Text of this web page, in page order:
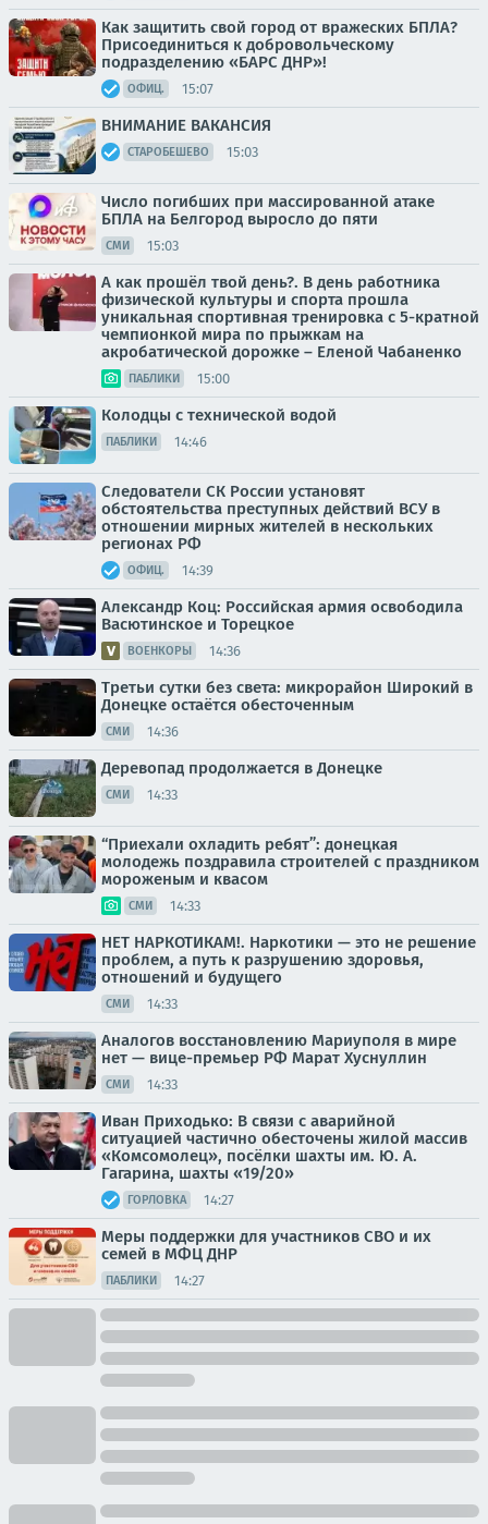
Как защитить свой город от вражеских БПЛА?
Присоединиться к добровольческому
подразделению «БАРС ДНР»!
ОФИЦ. 15:07
ВНИМАНИЕ ВАКАНСИЯ
СТАРОБЕШЕВО 15:03
Число погибших при массированной атаке
БПЛА на Белгород выросло до пяти
СМИ 15:03
А как прошёл твой день?. В день работника
физической культуры и спорта прошла
уникальная спортивная тренировка с 5-кратной
чемпионкой мира по прыжкам на
акробатической дорожке – Еленой Чабаненко
ПАБЛИКИ 15:00
Колодцы с технической водой
ПАБЛИКИ 14:46
Следователи СК России установят
обстоятельства преступных действий ВСУ в
отношении мирных жителей в нескольких
регионах РФ
ОФИЦ. 14:39
Александр Коц: Российская армия освободила
Васютинское и Торецкое
ВОЕНКОРЫ 14:36
Третьи сутки без света: микрорайон Широкий в
Донецке остаётся обесточенным
СМИ 14:36
Деревопад продолжается в Донецке
СМИ 14:33
“Приехали охладить ребят”: донецкая
молодежь поздравила строителей с праздником
мороженым и квасом
СМИ 14:33
НЕТ НАРКОТИКАМ!. Наркотики — это не решение
проблем, а путь к разрушению здоровья,
отношений и будущего
СМИ 14:33
Аналогов восстановлению Мариуполя в мире
нет — вице-премьер РФ Марат Хуснуллин
СМИ 14:33
Иван Приходько: В связи с аварийной
ситуацией частично обесточены жилой массив
«Комсомолец», посёлки шахты им. Ю. А.
Гагарина, шахты «19/20»
ГОРЛОВКА 14:27
Меры поддержки для участников СВО и их
семей в МФЦ ДНР
ПАБЛИКИ 14:27